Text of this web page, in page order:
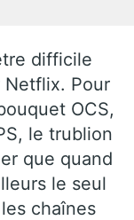
difficile
Netflix. Pour
OCS,
le trublion
que quand
le seul
chaînes